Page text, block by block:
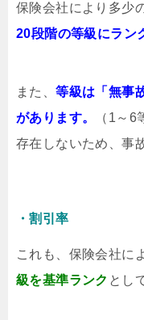
保険会社により多少
20段階の等級にラン
また、等級は「無事
があります。
（1～
存在しないため、事
・割引率
これも、保険会社に
級を基準ランク とし